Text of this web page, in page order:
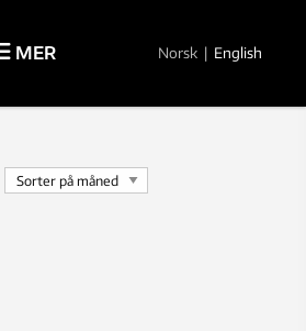
MER Norsk | English